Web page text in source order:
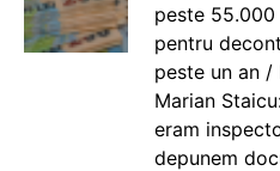
peste
pentru
peste un an /
Marian
eram
depunem